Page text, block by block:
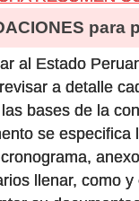
para
al Estado
a detalle
bases de la
se especifica
llenar, como y